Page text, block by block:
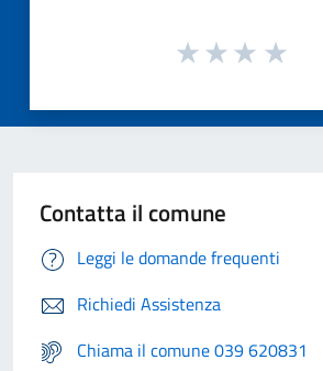
Contatta il comune
Leggi le domande frequenti
Richiedi Assistenza
Chiama il comune 039 620831